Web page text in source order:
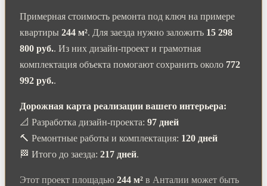
Примерная стоимость ремонта под ключ на примере
квартиры 244 м². Для заезда нужно заложить 15 298
800 руб.. Из них дизайн-проект и грамотная
комплектация объекта помогают сохранить около 772
992 руб..
Дорожная карта реализации вашего интерьера:
📐 Разработка дизайн-проекта: 97 дней
🔨 Ремонтные работы и комплектация: 120 дней
🏁 Итого до заезда: 217 дней.
Этот проект площадью 244 м² в Анталии может быть